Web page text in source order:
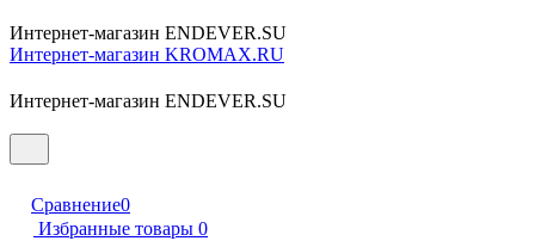
Интернет-магазин ENDEVER.SU
Интернет-магазин KROMAX.RU
Интернет-магазин ENDEVER.SU
Сравнение0
Избранные товары 0